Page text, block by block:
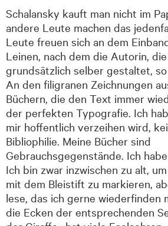
Schalansky kauft man nicht im
andere Leute machen das
Leute freuen sich an dem
Leinen, nach dem die Autorin,
grundsätzlich selber gestaltet,
An den filigranen Zeichnungen
Büchern, die den Text immer
der perfekten Typografie. Ich
mir hoffentlich verzeihen wird,
Bibliophilie. Meine Bücher sind
Gebrauchsgegenstände. Ich
Ich bin zwar inzwischen zu alt,
mit dem Bleistift zu markieren,
lese, das ich gerne wiederfinden
die Ecken der entsprechenden